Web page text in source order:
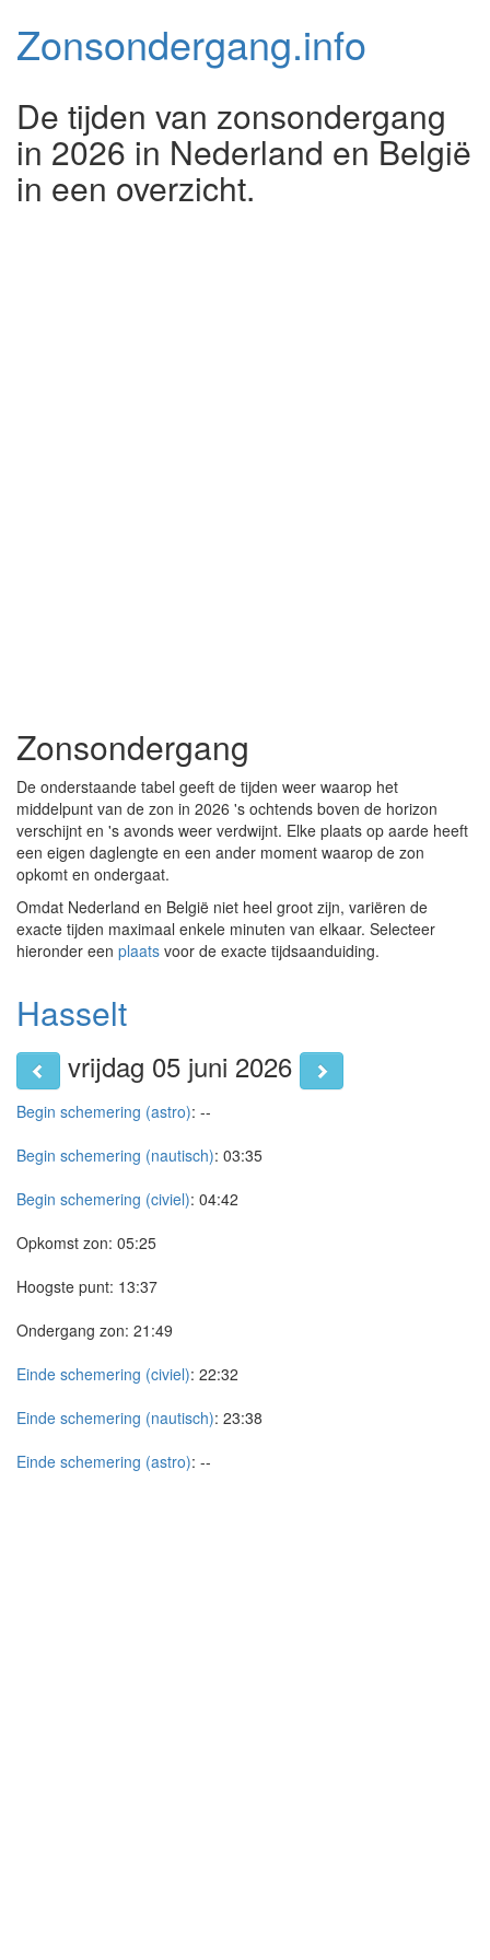
Zonsondergang.info
De tijden van zonsondergang
in 2026 in Nederland en België
in een overzicht.
Zonsondergang
De onderstaande tabel geeft de tijden weer waarop het
middelpunt van de zon in 2026 's ochtends boven de horizon
verschijnt en 's avonds weer verdwijnt. Elke plaats op aarde heeft
een eigen daglengte en een ander moment waarop de zon
opkomt en ondergaat.
Omdat Nederland en België niet heel groot zijn, variëren de
exacte tijden maximaal enkele minuten van elkaar. Selecteer
hieronder een plaats voor de exacte tijdsaanduiding.
Hasselt
vrijdag 05 juni 2026
Begin schemering (astro): --
Begin schemering (nautisch): 03:35
Begin schemering (civiel): 04:42
Opkomst zon: 05:25
Hoogste punt: 13:37
Ondergang zon: 21:49
Einde schemering (civiel): 22:32
Einde schemering (nautisch): 23:38
Einde schemering (astro): --